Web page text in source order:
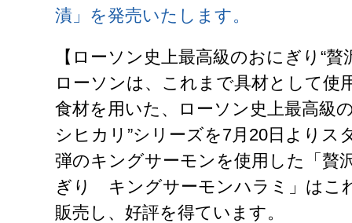
漬」を発売いたします。
【ローソン史上最高級のおにぎり“贅
ローソンは、これまで具材として使
食材を用いた、ローソン史上最高級
シヒカリ”シリーズを7月20日よりス
弾のキングサーモンを使用した「贅
ぎり キングサーモンハラミ」はこ
販売し、好評を得ています。